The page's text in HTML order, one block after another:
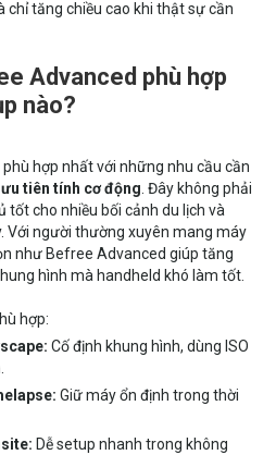
chỉ tăng chiều cao khi thật sự cần
Advanced phù hợp
nào?
hợp nhất với những nhu cầu cần
tiên tính cơ động. Đây không phải
tốt cho nhiều bối cảnh du lịch và
Với người thường xuyên mang máy
như Befree Advanced giúp tăng
hình mà handheld khó làm tốt.
hợp:
Cố định khung hình, dùng ISO
Giữ máy ổn định trong thời
Dễ setup nhanh trong không